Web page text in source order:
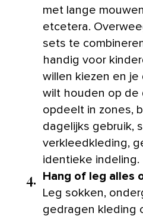
met lange
etcetera.
sets te
handig voor
willen kiezen en
wilt houden op de
opdeelt in zones,
dagelijks gebruik,
verkleedkleding,
identieke indeling.
4.
Hang of leg alles
Leg sokken,
gedragen kleding